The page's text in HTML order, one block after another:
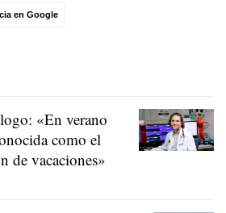
en Google
«En verano
como el
de vacaciones»